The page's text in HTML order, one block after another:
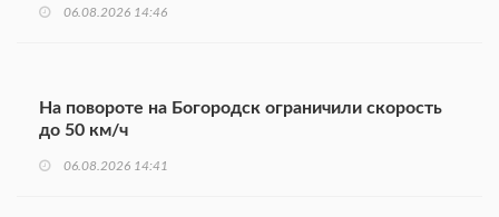
06.08.2026 14:46
На повороте на Богородск ограничили скорость
до 50 км/ч
06.08.2026 14:41